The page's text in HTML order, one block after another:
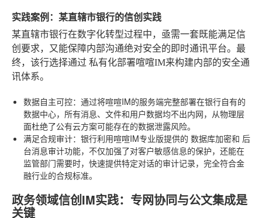
实践案例：某直辖市银行的信创实践
某直辖市银行在数字化转型过程中，亟需一套既能满足信
创要求，又能保障内部沟通绝对安全的即时通讯平台。最
终，该行选择通过 私有化部署喧喧IM来构建内部的安全通
讯体系。
数据自主可控：通过将喧喧IM的服务端完整部署在银行自有的
数据中心，所有消息、文件和用户数据均不出内网，从物理层
面杜绝了公有云方案可能存在的数据泄露风险。
满足合规审计：银行利用喧喧IM专业版提供的 数据库加密和 后
台消息审计功能，不仅加强了对客户敏感信息的保护，还能在
监管部门需要时，快速提供特定对话的审计记录，完全符合金
融行业的合规标准。
政务领域信创IM实践：专网协同与公文集成是
关键